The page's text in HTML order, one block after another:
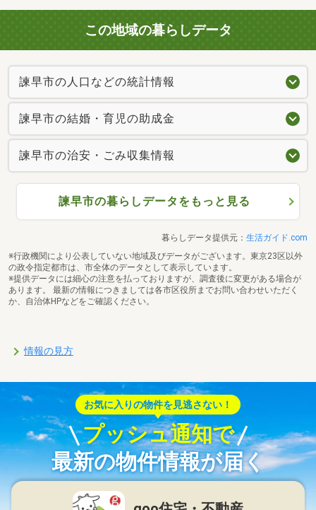
この地域の暮らしデータ
諫早市の人口などの統計情報
諫早市の結婚・育児の助成金
諫早市の治安・ごみ収集情報
諫早市の暮らしデータをもっと見る
暮らしデータ提供元： 生活ガイド.com
※行政機関により公表していない地域及びデータがございます。東京23区以外
の政令指定都市は、市全体のデータとして表示しています。
※提供データには細心の注意を払っておりますが、調査後に変更がある場合が
あります。 最新の情報につきましては各市区役所までお問い合わせいただく
か、自治体HPなどをご確認ください。
情報の見方
お気に入りの物件を見逃さない！
プッシュ通知で
最新の物件情報が届く